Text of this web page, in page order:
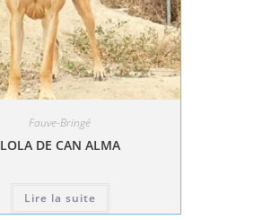
Fauve-Bringé
LOLA DE CAN ALMA
Lire la suite